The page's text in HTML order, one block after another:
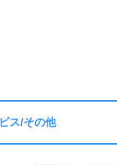
ス/その他